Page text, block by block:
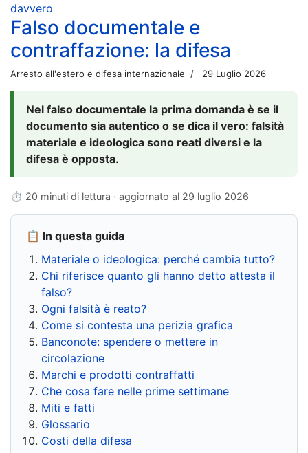
davvero
Falso documentale e
contraffazione: la difesa
Arresto all'estero e difesa internazionale 29 Luglio 2026
Nel falso documentale la prima domanda è se il
documento sia autentico o se dica il vero: falsità
materiale e ideologica sono reati diversi e la
difesa è opposta.
⏱ 20 minuti di lettura · aggiornato al 29 luglio 2026
📋 In questa guida
Materiale o ideologica: perché cambia tutto?
Chi riferisce quanto gli hanno detto attesta il
falso?
Ogni falsità è reato?
Come si contesta una perizia grafica
Banconote: spendere o mettere in
circolazione
Marchi e prodotti contraffatti
Che cosa fare nelle prime settimane
Miti e fatti
Glossario
Costi della difesa